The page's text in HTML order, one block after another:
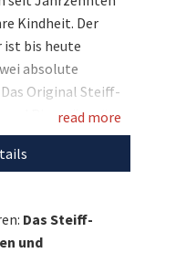
Kindheit. Der
ist bis heute
absolute
Original Steiff-
und Ringträger“
Rarität, auf
guten Zweck!
read more
Das Steiff-
und